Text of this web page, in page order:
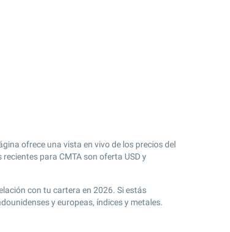
ofrece una vista en vivo de los precios del
recientes para CMTA son oferta USD y
con tu cartera en 2026. Si estás
y europeas, índices y metales.